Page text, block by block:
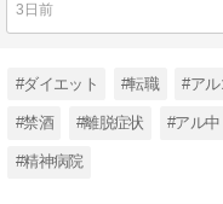
3日前
#ダイエット #転職 #ア
#禁酒 #離脱症状 #アル中
#精神病院